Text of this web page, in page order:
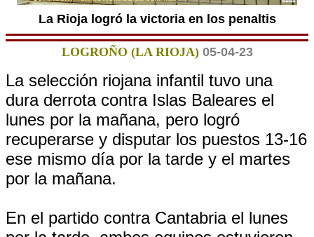
La Rioja logró la victoria en los penaltis
LOGROÑO (LA RIOJA) 05-04-23
La selección riojana infantil tuvo una
dura derrota contra Islas Baleares el
lunes por la mañana, pero logró
recuperarse y disputar los puestos 13-16
ese mismo día por la tarde y el martes
por la mañana.
En el partido contra Cantabria el lunes